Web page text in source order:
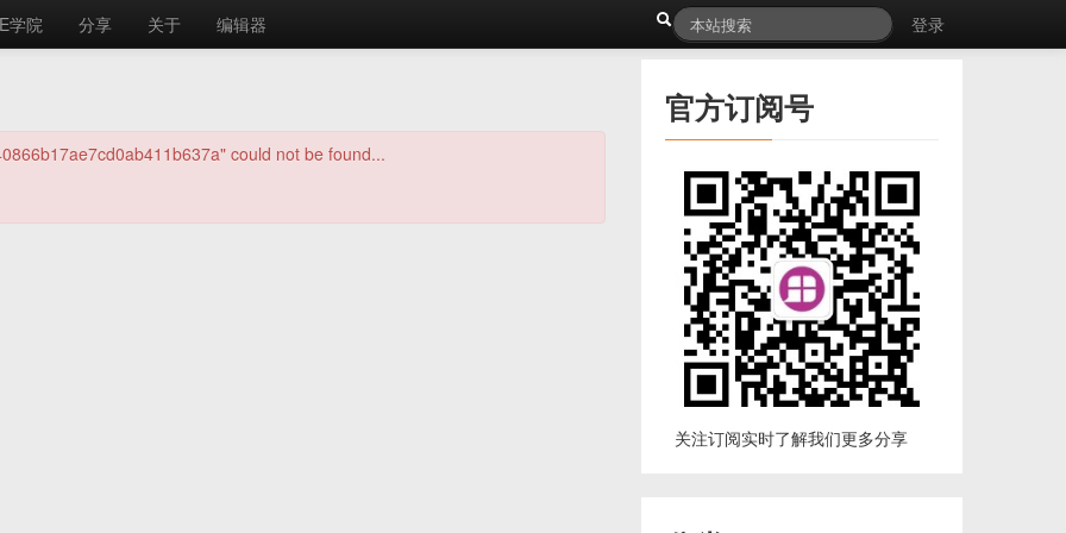
学院 分享 关于 编辑器 登录
could not be found...
官方订阅号
关注订阅实时了解我们更多分享